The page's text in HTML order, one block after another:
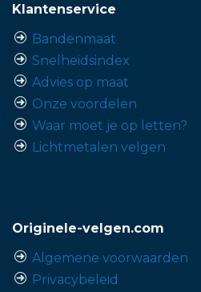
Klantenservice
Bandenmaat
Snelheidsindex
Advies op maat
Onze voordelen
Waar moet je op letten?
Lichtmetalen velgen
Originele-velgen.com
Algemene voorwaarden
Privacybeleid